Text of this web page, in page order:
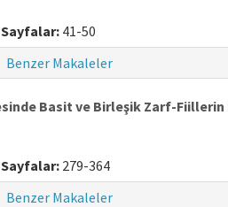
Sayfalar: 41-50
Benzer Makaleler
Basit ve Birleşik Zarf-
Sayfalar: 279-364
Benzer Makaleler